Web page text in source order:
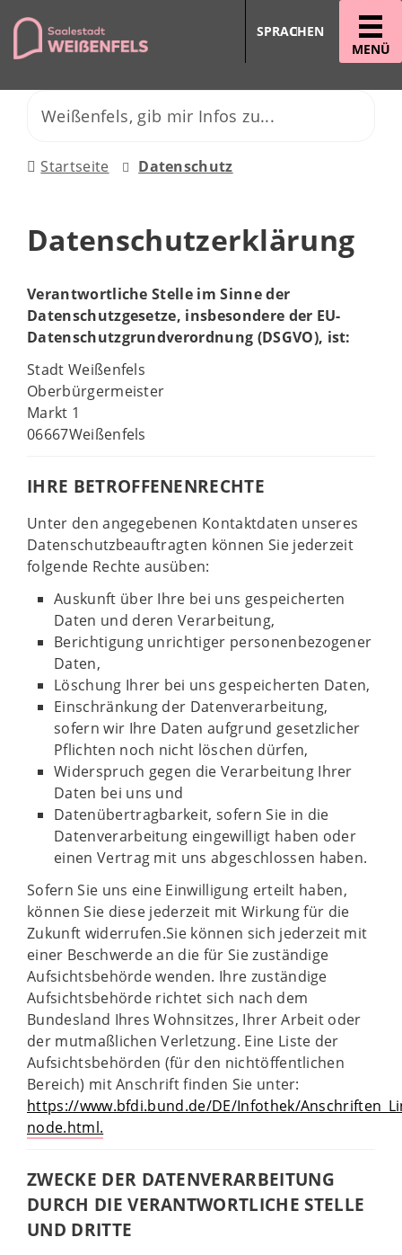
MENÜ
SPRACHEN
Startseite Datenschutz
Datenschutzerklärung
Verantwortliche Stelle im Sinne der
Datenschutzgesetze, insbesondere der EU-
Datenschutzgrundverordnung (DSGVO), ist:
Stadt Weißenfels
Oberbürgermeister
Markt 1
06667Weißenfels
IHRE BETROFFENENRECHTE
Unter den angegebenen Kontaktdaten unseres
Datenschutzbeauftragten können Sie jederzeit
folgende Rechte ausüben:
Auskunft über Ihre bei uns gespeicherten
Daten und deren Verarbeitung,
Berichtigung unrichtiger personenbezogener
Daten,
Löschung Ihrer bei uns gespeicherten Daten,
Einschränkung der Datenverarbeitung,
sofern wir Ihre Daten aufgrund gesetzlicher
Pflichten noch nicht löschen dürfen,
Widerspruch gegen die Verarbeitung Ihrer
Daten bei uns und
Datenübertragbarkeit, sofern Sie in die
Datenverarbeitung eingewilligt haben oder
einen Vertrag mit uns abgeschlossen haben.
Sofern Sie uns eine Einwilligung erteilt haben,
können Sie diese jederzeit mit Wirkung für die
Zukunft widerrufen.Sie können sich jederzeit mit
einer Beschwerde an die für Sie zuständige
Aufsichtsbehörde wenden. Ihre zuständige
Aufsichtsbehörde richtet sich nach dem
Bundesland Ihres Wohnsitzes, Ihrer Arbeit oder
der mutmaßlichen Verletzung. Eine Liste der
Aufsichtsbehörden (für den nichtöffentlichen
Bereich) mit Anschrift finden Sie unter:
https://www.bfdi.bund.de/DE/Infothek/
node.html.
ZWECKE DER DATENVERARBEITUNG
DURCH DIE VERANTWORTLICHE STELLE
UND DRITTE